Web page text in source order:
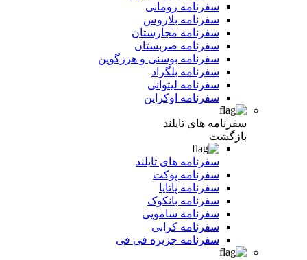
سفرنامه رومانی
سفرنامه بلاروس
سفرنامه مجارستان
سفرنامه صربستان
سفرنامه بوسنی و هرزگوین
سفرنامه بلگراد
سفرنامه لیتوانی
سفرنامه اوکراین
سفرنامه های تایلند
بازگشت
سفرنامه های تایلند
سفرنامه پوکت
سفرنامه پاتایا
سفرنامه بانکوک
سفرنامه سامویی
سفرنامه کرابی
سفرنامه جزیره فی فی